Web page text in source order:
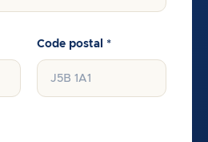
Code postal *